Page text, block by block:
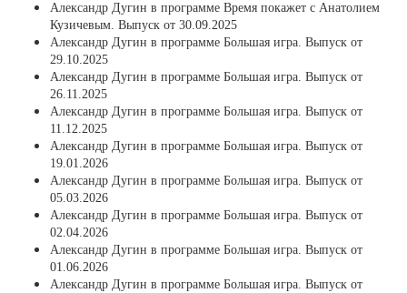
Александр Дугин в программе Время покажет с Анатолием
Кузичевым. Выпуск от 30.09.2025
Александр Дугин в программе Большая игра. Выпуск от
29.10.2025
Александр Дугин в программе Большая игра. Выпуск от
26.11.2025
Александр Дугин в программе Большая игра. Выпуск от
11.12.2025
Александр Дугин в программе Большая игра. Выпуск от
19.01.2026
Александр Дугин в программе Большая игра. Выпуск от
05.03.2026
Александр Дугин в программе Большая игра. Выпуск от
02.04.2026
Александр Дугин в программе Большая игра. Выпуск от
01.06.2026
Александр Дугин в программе Большая игра. Выпуск от